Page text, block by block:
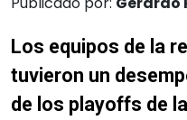
Los equipos de la
tuvieron un
de los playoffs de